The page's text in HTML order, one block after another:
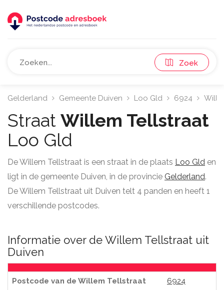
Zoek
Gelderland Gemeente Duiven Loo Gld 6924
Straat Willem Tellstraat
Loo Gld
De Willem Tellstraat is een straat in de plaats Loo Gld en
ligt in de gemeente Duiven, in de provincie Gelderland.
De Willem Tellstraat uit Duiven telt 4 panden en heeft 1
verschillende postcodes.
Informatie over de Willem Tellstraat uit
Duiven
Postcode van de Willem Tellstraat 6924